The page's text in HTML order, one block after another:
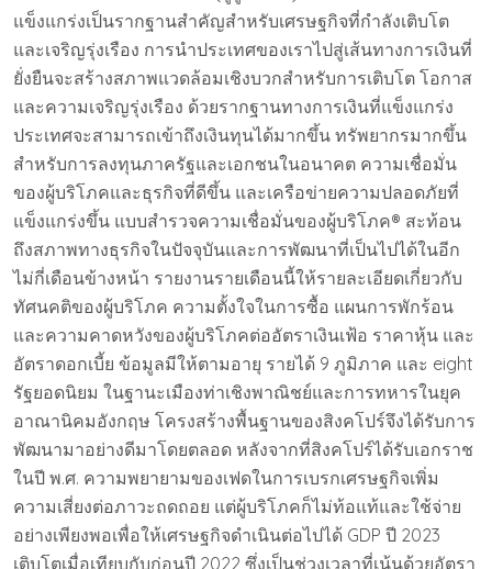
แข็งแกร่งเป็นรากฐานสำคัญสำหรับเศรษฐกิจที่กำลังเติบโต
และเจริญรุ่งเรือง การนำประเทศของเราไปสู่เส้นทางการเงินที่
ยั่งยืนจะสร้างสภาพแวดล้อมเชิงบวกสำหรับการเติบโต โอกาส
และความเจริญรุ่งเรือง ด้วยรากฐานทางการเงินที่แข็งแกร่ง
ประเทศจะสามารถเข้าถึงเงินทุนได้มากขึ้น ทรัพยากรมากขึ้น
สำหรับการลงทุนภาครัฐและเอกชนในอนาคต ความเชื่อมั่น
ของผู้บริโภคและธุรกิจที่ดีขึ้น และเครือข่ายความปลอดภัยที่
แข็งแกร่งขึ้น แบบสำรวจความเชื่อมั่นของผู้บริโภค® สะท้อน
ถึงสภาพทางธุรกิจในปัจจุบันและการพัฒนาที่เป็นไปได้ในอีก
ไม่กี่เดือนข้างหน้า รายงานรายเดือนนี้ให้รายละเอียดเกี่ยวกับ
ทัศนคติของผู้บริโภค ความตั้งใจในการซื้อ แผนการพักร้อน
และความคาดหวังของผู้บริโภคต่ออัตราเงินเฟ้อ ราคาหุ้น และ
อัตราดอกเบี้ย ข้อมูลมีให้ตามอายุ รายได้ 9 ภูมิภาค และ eight
รัฐยอดนิยม ในฐานะเมืองท่าเชิงพาณิชย์และการทหารในยุค
อาณานิคมอังกฤษ โครงสร้างพื้นฐานของสิงคโปร์จึงได้รับการ
พัฒนามาอย่างดีมาโดยตลอด หลังจากที่สิงคโปร์ได้รับเอกราช
ในปี พ.ศ. ความพยายามของเฟดในการเบรกเศรษฐกิจเพิ่ม
ความเสี่ยงต่อภาวะถดถอย แต่ผู้บริโภคก็ไม่ท้อแท้และใช้จ่าย
อย่างเพียงพอเพื่อให้เศรษฐกิจดำเนินต่อไปได้ GDP ปี 2023
เติบโตเมื่อเทียบกับก่อนปี 2022 ซึ่งเป็นช่วงเวลาที่เน้นด้วยอัตรา